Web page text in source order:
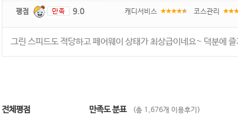
평점 9.0 캐디서비스 코스관리
그린 스피드도 적당하고 페어웨이 상태가 최상급이네요~ 덕분에
전체평점 만족도 분표 (총 1,676개 이용후기)